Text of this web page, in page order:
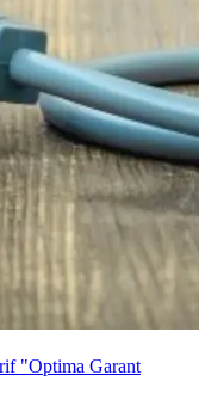
"Optima Garant